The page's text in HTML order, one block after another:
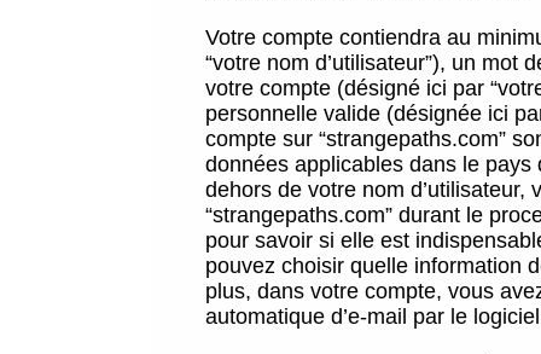
Votre compte contiendra au
“votre nom d’utilisateur”), un mot
votre compte (désigné ici par
personnelle valide (désignée ici
compte sur “strangepaths.com”
données applicables dans le
dehors de votre nom
“strangepaths.com” durant le
pour savoir si elle est
pouvez choisir quelle information
plus, dans votre compte, vous
automatique d’e-mail par le